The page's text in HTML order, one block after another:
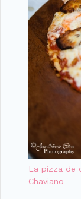
La pizza de
Chaviano